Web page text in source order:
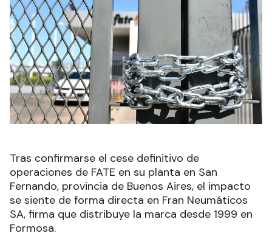
Tras confirmarse el cese definitivo de
operaciones de FATE en su planta en San
Fernando, provincia de Buenos Aires, el impacto
se siente de forma directa en Fran Neumáticos
SA, firma que distribuye la marca desde 1999 en
Formosa.